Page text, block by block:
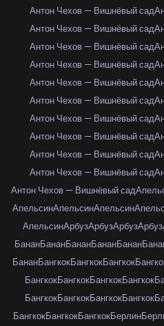
Антон Чехов — Вишнёвый сад
Антон Чехов — Вишнёвый сад
Антон Чехов — Вишнёвый сад
Антон Чехов — Вишнёвый сад
Антон Чехов — Вишнёвый сад
Антон Чехов — Вишнёвый сад
Антон Чехов — Вишнёвый сад
Антон Чехов — Вишнёвый сад
Антон Чехов — Вишнёвый сад
Антон Чехов — Вишнёвый сад
Антон Чехов — Вишнёвый сад
АпельсинАпельсинАпельсин
АпельсинАрбузАрбузАрбузАрбуз
БананБананБананБананБанан
БананБангкокБангкокБангкок
БангкокБангкокБангкокБангкок
БангкокБангкокБангкокБангкок
БангкокБангкокБангкокБерлин